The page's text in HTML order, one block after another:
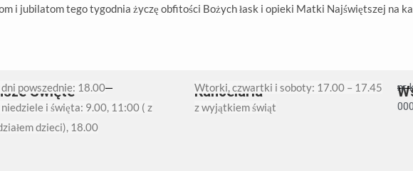
i jubilatom tego tygodnia życzę obfitości Bożych łask i opieki Matki Najświętszej na
Święte
powszednie: 18.00
i święta: 9.00, 11:00 ( z
dzieci), 18.00
Kancelaria
Wtorki, czwartki i soboty: 17.00 – 17.45
z wyjątkiem świąt
nr